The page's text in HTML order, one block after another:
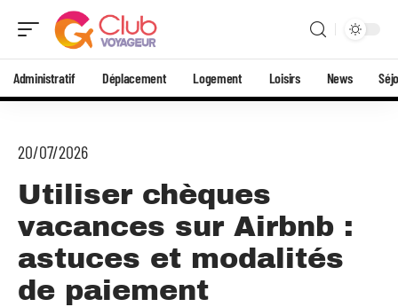
Administratif Déplacement Logement Loisirs News
20/07/2026
Utiliser chèques
vacances sur Airbnb :
astuces et modalités
de paiement